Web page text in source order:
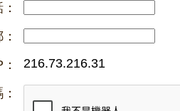
216.73.216.31